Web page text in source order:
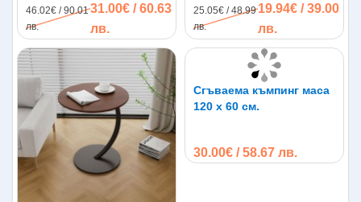
46.02€ / 90.01
лв.
31.00€ / 60.63
лв.
25.05€ / 48.99
лв.
19.94€ / 39.00
лв.
Сгъваема къмпинг маса
120 х 60 см.
30.00€ / 58.67 лв.